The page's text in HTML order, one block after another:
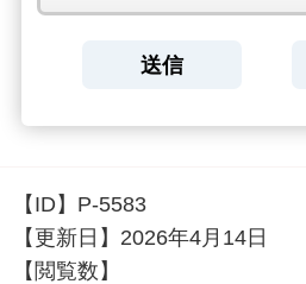
【ID】 P-5583
【更新日】 2026年4月14日
【閲覧数】